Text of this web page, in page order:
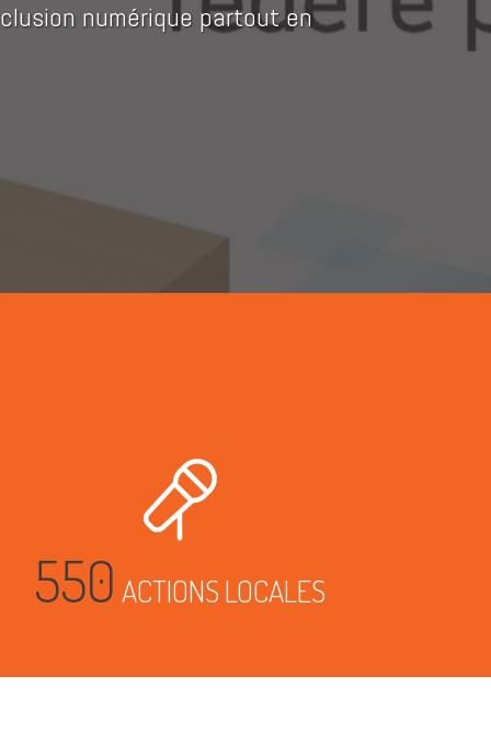
numérique partout en
550 ACTIONS LOCALES